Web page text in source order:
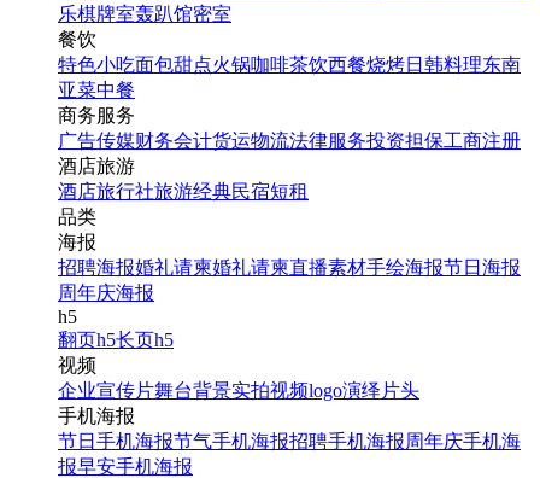
乐棋牌室轰趴馆密室
餐饮
特色小吃面包甜点火锅咖啡茶饮西餐烧烤日韩料理东南
亚菜中餐
商务服务
广告传媒财务会计货运物流法律服务投资担保工商注册
酒店旅游
酒店旅行社旅游经典民宿短租
品类
海报
招聘海报婚礼请柬婚礼请柬直播素材手绘海报节日海报
周年庆海报
h5
翻页h5长页h5
视频
企业宣传片舞台背景实拍视频logo演绎 片头
手机海报
节日手机海报节气手机海报招聘手机海报周年庆手机海
报早安手机海报